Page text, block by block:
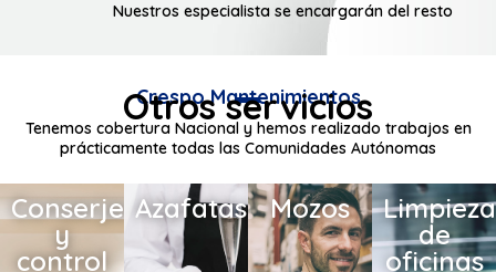
Nuestros especialista se encargarán del resto
Crespo Mantenimientos
Otros servicios
Tenemos cobertura Nacional y hemos realizado trabajos en
prácticamente todas las Comunidades Autónomas
Conserjería
y
control
Azafatas Mozos
Limpieza
de
oficinas